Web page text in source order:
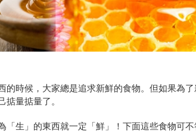
的時候，大家總是追求新鮮的食物。但如果為
量掂量了。
生」的東西就一定「鮮」！下面這些食物可不